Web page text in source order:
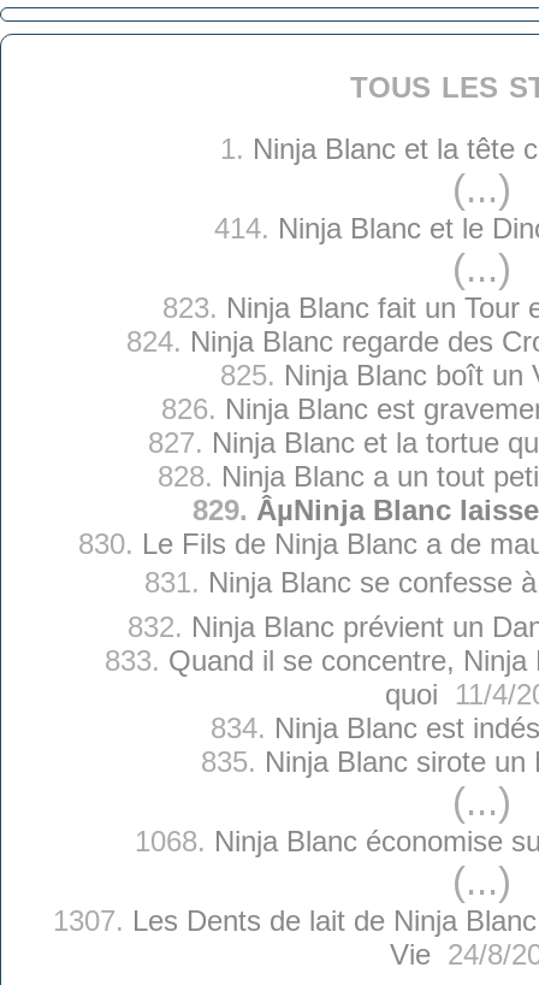
tous les
1. Ninja Blanc et la tête
(...)
414. Ninja Blanc et le
(...)
823. Ninja Blanc fait un Tour
824. Ninja Blanc regarde des
825. Ninja Blanc boît un
826. Ninja Blanc est
827. Ninja Blanc et la tortue
828. Ninja Blanc a un tout
829. ÂµNinja Blanc
830. Le Fils de Ninja Blanc a de
831. Ninja Blanc se confesse à
832. Ninja Blanc prévient un
833. Quand il se concentre,
quoi 11/4/
834. Ninja Blanc est
835. Ninja Blanc sirote un
(...)
1068. Ninja Blanc économise
(...)
1307. Les Dents de lait de Ninja
Vie24/8/